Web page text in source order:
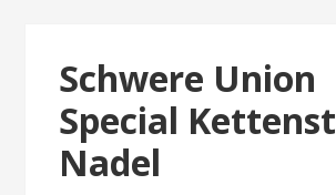
Schwere Union
Special
Nadel